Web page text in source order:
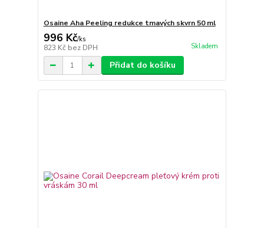
Osaine Aha Peeling redukce tmavých skvrn 50 ml
996 Kč/ks
823 Kč bez DPH Skladem
Přidat do košíku